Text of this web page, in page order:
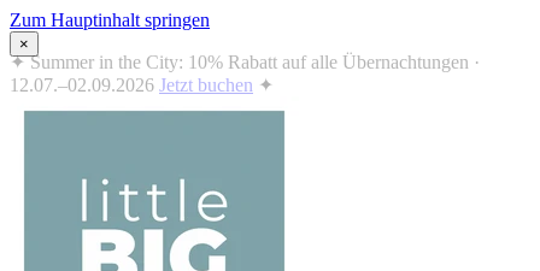
Zum Hauptinhalt springen
✦Summer in the City: 10% Rabatt auf alle Übernachtungen ·
12.07.–02.09.2026 Jetzt buchen ✦
×